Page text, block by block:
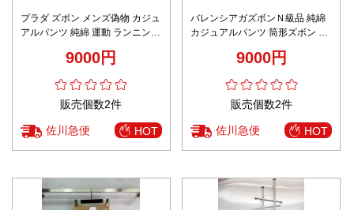
プラダ ズボン メンズ偽物 カジュ
アルパンツ 純綿 運動 ランニング
9000円
販売個数2件
佐川急便 HOT
バレンシアガズボンＮ級品 純綿
カジュアルパンツ 筒形ズボン 運
9000円
販売個数2件
佐川急便 HOT